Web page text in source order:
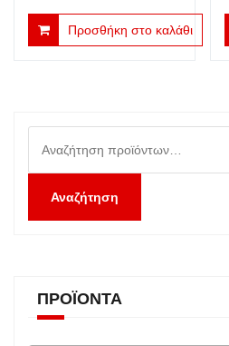
price
was:
τρέχουσα
τιμή
Προσθήκη στο καλάθι
για:
Αναζήτηση
ΠΡΟΪΌΝΤΑ